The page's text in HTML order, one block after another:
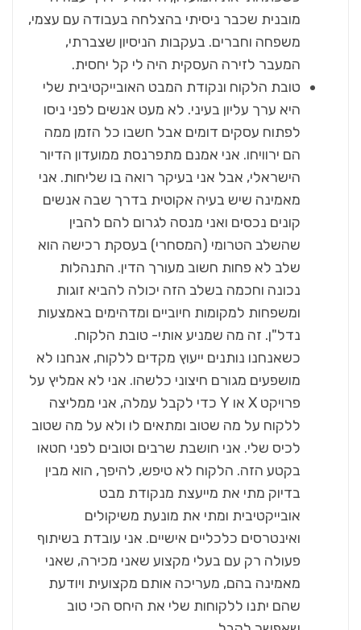
מובנית שכבר ניסיתי בהצלחה בעבודה עם עצמי,
משפחה וחברים. בעקבות הניסיון שצברתי,
המעבר לזירה העסקית היה לי קל יחסית.
טובת הלקוח ונקודת המבט האובייקטיבית שלי
היא ערך עליון בעיני. לא מעט אנשים לפני ניסו
לפתוח עסקים דומים אבל חשבו כל הזמן ממה
הם ירוויחו. אני אמנם מתפרנסת ממועדון הדיור
הישראלי, אבל אני בעיקר רואה בו שליחות. אני
מאמינה שיש בעיה אקוטית בדרך שבה אנשים
קונים נכסים ואני מנסה לגרום להם להבין
שהשלב הטרומי (המסחרי) בעסקת רכישה הוא
שלב לא פחות חשוב מעורך הדין. התנהלות
נכונה וחכמה בשלב הזה יכולה להביא זוגות
ומשפחות למקומות חיוביים ומדהימים באמצעות
נדל"ן. זה מה שמניע אותי- טובת הלקוח.
כשאנחנו נותנים ייעוץ מקדים ללקוח, אנחנו לא
מושפעים מגורם חיצוני כלשהו. אני לא אמליץ על
פרויקט X או Y כדי לקבל עמלה, אני ממליצה
ללקוח על מה שטוב ומתאים לו ולא על מה שטוב
לכיס שלי. אני חושבת שרבים וטובים לפני חטאו
בקטע הזה. הלקוח לא טיפש, להיפך, הוא מבין
בדיוק מתי את מייעצת מנקודת מבט
אובייקטיבית ומתי את מונעת משיקולים
ואינטרסים כלכליים אישיים. אני עובדת בשיתוף
פעולה רק עם בעלי מקצוע שאני מכירה, שאני
מאמינה בהם, מעריכה אותם מקצועית ויודעת
שהם יתנו ללקוחות שלי את היחס הכי טוב